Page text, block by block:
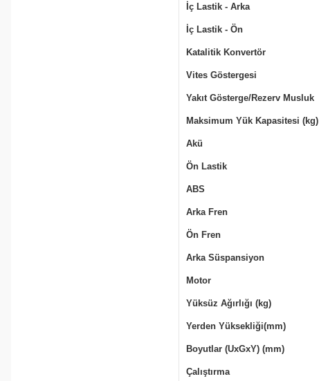
İç Lastik - Arka
İç Lastik - Ön
Katalitik Konvertör
Vites Göstergesi
Yakıt Gösterge/Rezerv Musluk
Maksimum Yük Kapasitesi (kg)
Akü
Ön Lastik
ABS
Arka Fren
Ön Fren
Arka Süspansiyon
Motor
Yüksüz Ağırlığı (kg)
Yerden Yüksekliği(mm)
Boyutlar (UxGxY) (mm)
Çalıştırma